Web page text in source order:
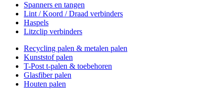
Spanners en tangen
Lint / Koord / Draad verbinders
Haspels
Litzclip verbinders
Recycling palen & metalen palen
Kunststof palen
T-Post t-palen & toebehoren
Glasfiber palen
Houten palen